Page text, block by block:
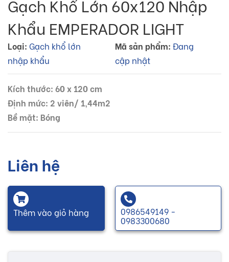
Gạch Khổ Lớn 60x120 Nhập
Khẩu EMPERADOR LIGHT
Loại: Gạch khổ lớn
nhập khẩu
Mã sản phẩm: Đang
cập nhật
Kích thước: 60 x 120 cm
Định mức: 2 viên/ 1,44m2
Bề mặt: Bóng
Liên hệ
Thêm vào giỏ hàng 0986549149 -
0983300680